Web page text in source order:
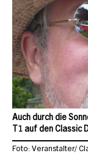
Auch durch die
T1 auf den Classic
Foto: Veranstalter/